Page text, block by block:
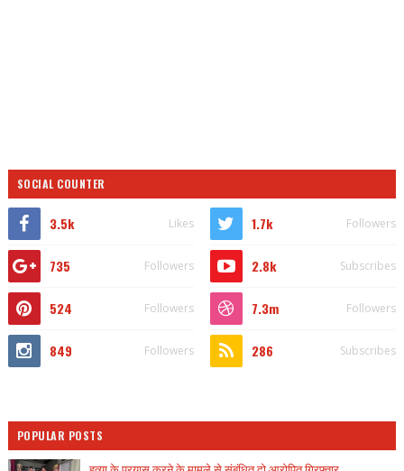
SOCIAL COUNTER
3.5k Likes 1.7k Followers
735 Followers 2.8k Subscribes
524 Followers 7.3m Followers
849 Followers 286 Subscribes
POPULAR POSTS